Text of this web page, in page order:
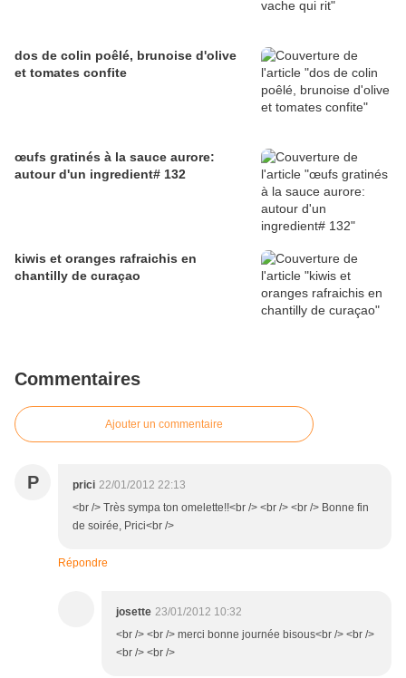
dos de colin poêlé, brunoise d'olive
et tomates confite
œufs gratinés à la sauce aurore:
autour d'un ingredient# 132
kiwis et oranges rafraichis en
chantilly de curaçao
Commentaires
Ajouter un commentaire
P prici 22/01/2012 22:13
<br /> Très sympa ton omelette!!<br /> <br /> <br /> Bonne fin
de soirée, Prici<br />
Répondre
josette 23/01/2012 10:32
<br /> <br /> merci bonne journée bisous<br /> <br />
<br /> <br />